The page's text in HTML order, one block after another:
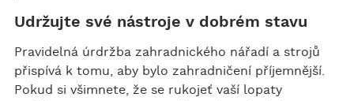
Udržujte své nástroje v dobrém stavu
Pravidelná úrdržba zahradnického nářadí a strojů
přispívá k tomu, aby bylo zahradničení příjemnější.
Pokud si všimnete, že se rukojeť vaší lopaty